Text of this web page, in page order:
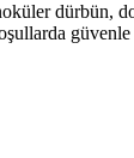
dürbün,